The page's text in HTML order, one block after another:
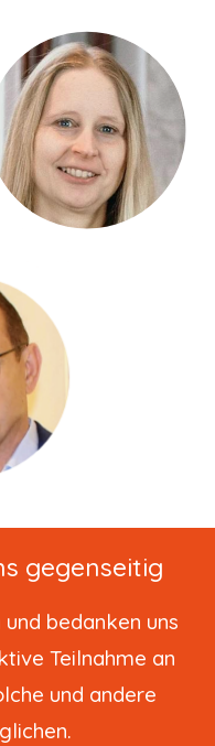
gegenseitig
bedanken uns
Teilnahme an
und andere